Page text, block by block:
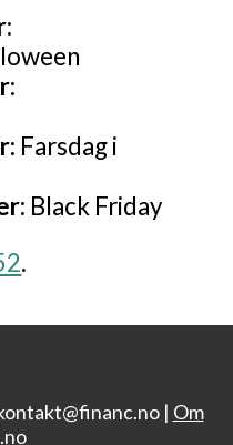
Farsdag i
Black Friday
.
| Om